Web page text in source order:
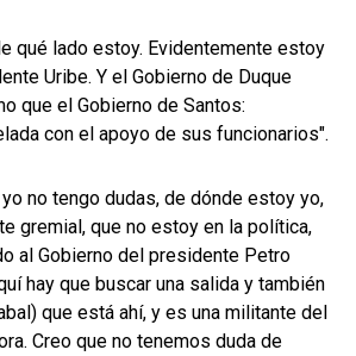
qué lado estoy. Evidentemente estoy
Uribe. Y el Gobierno de Duque
que el Gobierno de Santos:
con el apoyo de sus funcionarios".
no tengo dudas, de dónde estoy yo,
gremial, que no estoy en la política,
al Gobierno del presidente Petro
hay que buscar una salida y también
que está ahí, y es una militante del
Creo que no tenemos duda de